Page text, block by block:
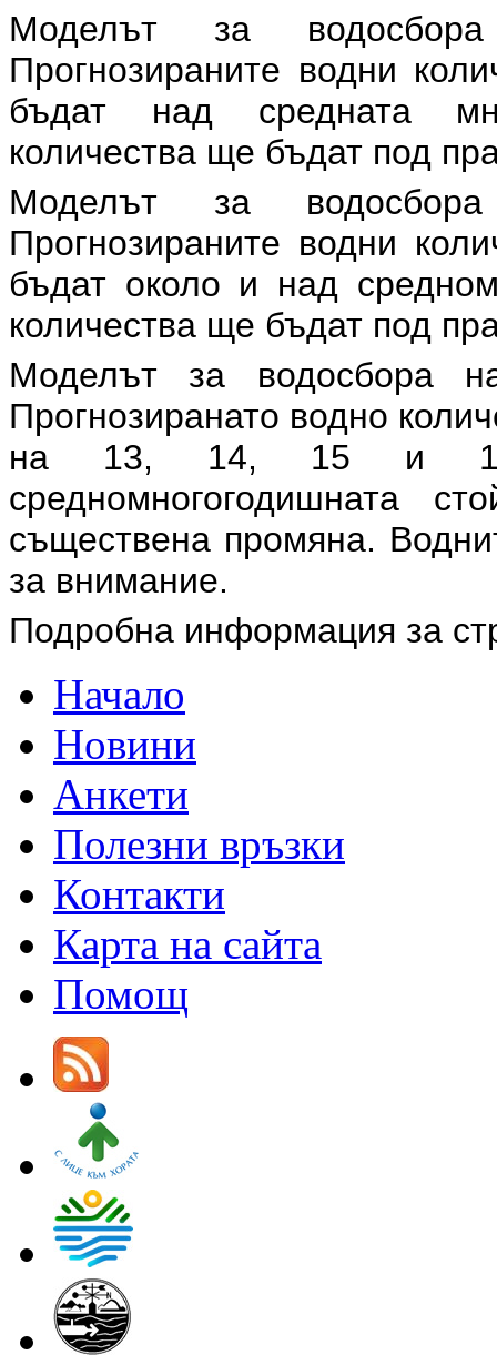
Моделът за
Прогнозираните водни
бъдат над средната
количества ще бъдат под
Моделът за
Прогнозираните водни
бъдат около и над
количества ще бъдат под
Моделът за водосбора
Прогнозиранато водно
на 13, 14, 15 и 16
средномногогодишната
съществена промяна.
за внимание.
Подробна информация за
Начало
Новини
Анкети
Полезни връзки
Контакти
Карта на сайта
Помощ